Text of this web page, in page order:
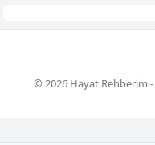
© 2026 Hayat Rehberim -